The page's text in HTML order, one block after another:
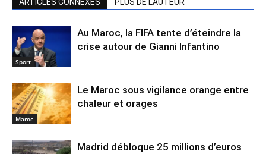
ARTICLES CONNEXES PLUS DE L'AUTEUR
Sport
Au Maroc, la FIFA tente d’éteindre la
crise autour de Gianni Infantino
Maroc
Le Maroc sous vigilance orange entre
chaleur et orages
Madrid débloque 25 millions d’euros